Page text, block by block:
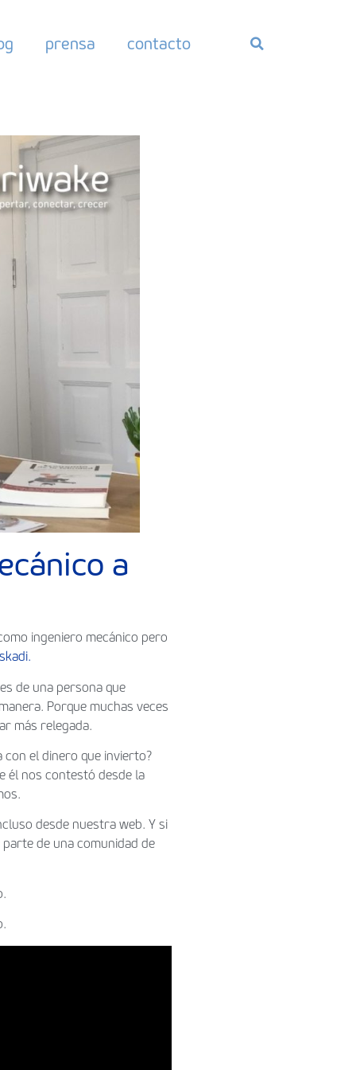
prensa contacto
a
ingeniero mecánico pero
de una persona que
Porque muchas veces
más relegada.
con el dinero que invierto?
él nos contestó desde la
desde nuestra web. Y si
de una comunidad de